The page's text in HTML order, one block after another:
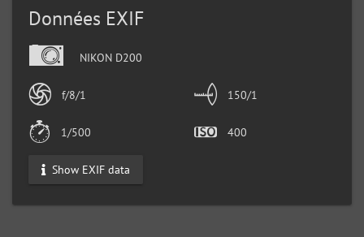
Données EXIF
NIKON D200
f/8/1 150/1
1/500 400
Show EXIF data